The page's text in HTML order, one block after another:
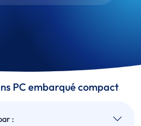
PC embarqué compact
: